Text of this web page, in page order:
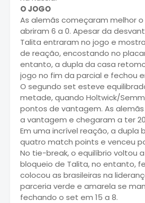
O JOGO
As alemãs começaram melhor
abriram 6 a 0. Apesar da
Talita entraram no jogo e
de reação, encostando no placar:
entanto, a dupla da casa
jogo no fim da parcial e fechou
O segundo set esteve
metade, quando Holtwick/
pontos de vantagem. As
a vantagem e chegaram a ter
Em uma incrível reação, a dupla
quatro match points e venceu
No tie-break, o equilíbrio voltou
bloqueio de Talita, no entanto,
colocou as brasileiras na
parceria verde e amarela se
fechando o set em 15 a 8.